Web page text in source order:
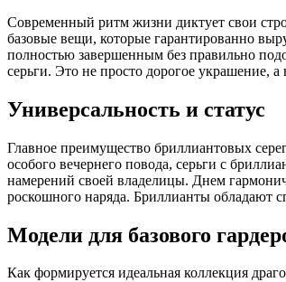
Современный ритм жизни диктует свои
базовые вещи, которые гарантированно
полностью завершенным без правильно
серьги. Это не просто дорогое украшение,
Универсальность и статус
Главное преимущество бриллиантовых
особого вечернего повода, серьги с
намерений своей владелицы. Днем
роскошного наряда. Бриллианты обладают
Модели для базового
Как формируется идеальная коллекция